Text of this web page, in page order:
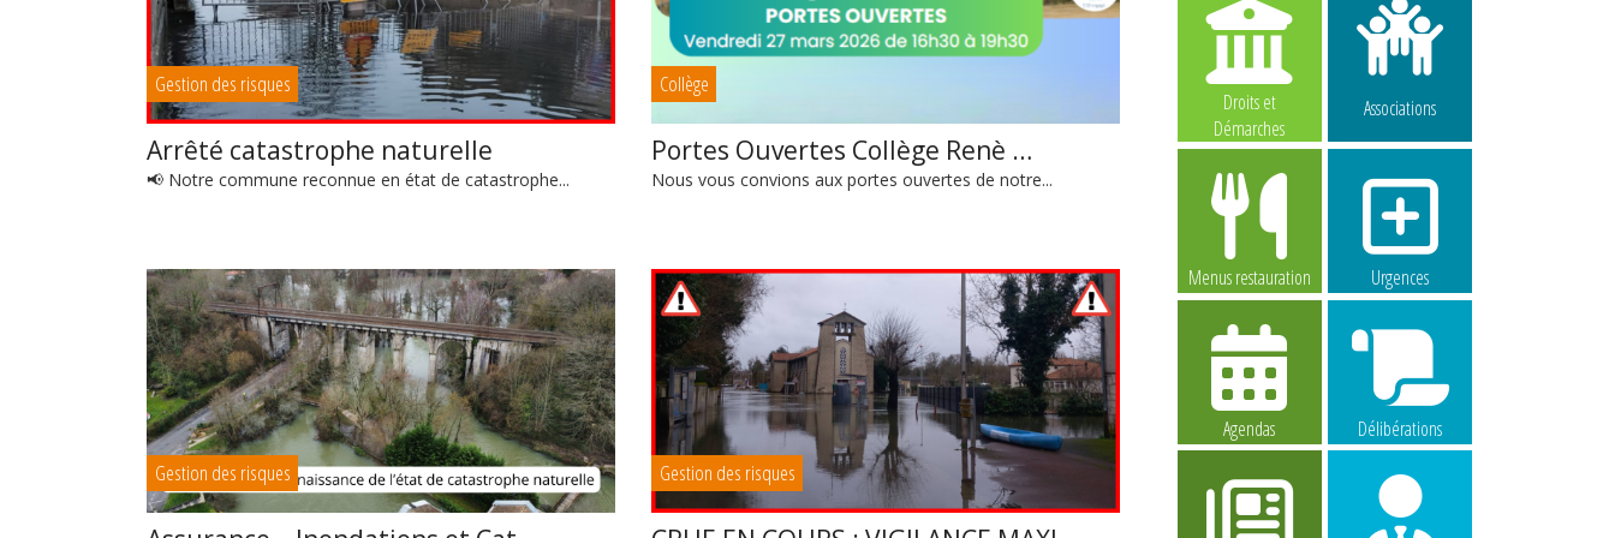
Gestion des risques
Arrêté catastrophe naturelle
📢 Notre commune reconnue en état de catastrophe...
Collège
Portes Ouvertes Collège Renè …
Nous vous convions aux portes ouvertes de notre...
Gestion des risques Gestion des risques
Droits et
Démarches
Associations
Menus restauration Urgences
Agendas Délibérations